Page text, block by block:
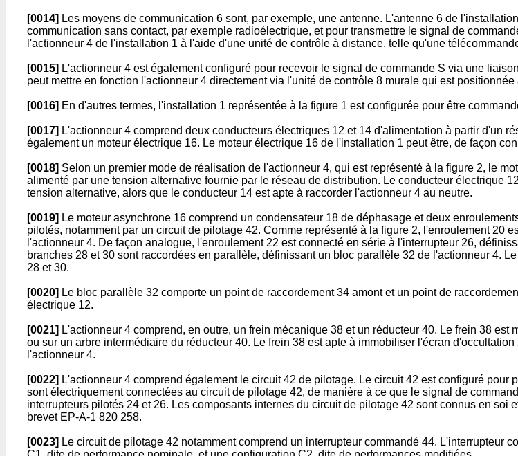
[0014] Les moyens de communication 6 sont, par exemple, une antenne. L'antenne 6 de
communication sans contact, par exemple radioélectrique, et pour transmettre le signal de
l'actionneur 4 de l'installation 1 à l'aide d'une unité de contrôle à distance, telle qu'une
[0015] L'actionneur 4 est également configuré pour recevoir le signal de commande S via une
peut mettre en fonction l'actionneur 4 directement via l'unité de contrôle 8 murale qui est
[0016] En d'autres termes, l'installation 1 représentée à la figure 1 est configurée pour être
[0017] L'actionneur 4 comprend deux conducteurs électriques 12 et 14 d'alimentation à partir d'un
également un moteur électrique 16. Le moteur électrique 16 de l'installation 1 peut être, de façon
[0018] Selon un premier mode de réalisation de l'actionneur 4, qui est représenté à la figure 2, le
alimenté par une tension alternative fournie par le réseau de distribution. Le conducteur électrique
tension alternative, alors que le conducteur 14 est apte à raccorder l'actionneur 4 au neutre.
[0019] Le moteur asynchrone 16 comprend un condensateur 18 de déphasage et deux
pilotés, notamment par un circuit de pilotage 42. Comme représenté à la figure 2, l'enroulement 20
l'actionneur 4. De façon analogue, l'enroulement 22 est connecté en série à l'interrupteur 26,
branches 28 et 30 sont raccordées en parallèle, définissant un bloc parallèle 32 de l'actionneur 4.
28 et 30.
[0020] Le bloc parallèle 32 comporte un point de raccordement 34 amont et un point de
électrique 12.
[0021] L'actionneur 4 comprend, en outre, un frein mécanique 38 et un réducteur 40. Le frein 38
ou sur un arbre intermédiaire du réducteur 40. Le frein 38 est apte à immobiliser l'écran
l'actionneur 4.
[0022] L'actionneur 4 comprend également le circuit 42 de pilotage. Le circuit 42 est configuré
sont électriquement connectées au circuit de pilotage 42, de manière à ce que le signal de
interrupteurs pilotés 24 et 26. Les composants internes du circuit de pilotage 42 sont connus en
brevet EP-A-1 820 258.
[0023] Le circuit de pilotage 42 notamment comprend un interrupteur commandé 44. L'interrupteur